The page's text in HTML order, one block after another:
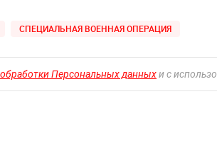
СПЕЦИАЛЬНАЯ ВОЕННАЯ ОПЕРАЦИЯ
Персональных данныхи с